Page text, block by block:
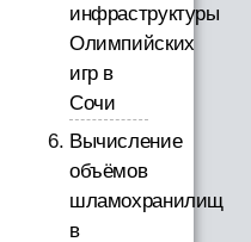
инфраструктуры
Олимпийских
игр в
Сочи
Вычисление
объёмов
шламохранилищ
в